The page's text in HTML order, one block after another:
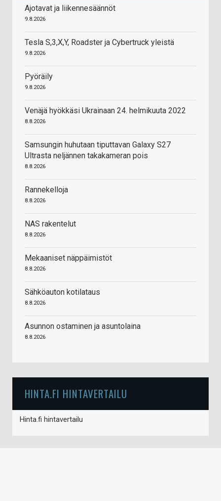
Ajotavat ja liikennesäännöt
9.8.2026
Tesla S,3,X,Y, Roadster ja Cybertruck yleistä
9.8.2026
Pyöräily
9.8.2026
Venäjä hyökkäsi Ukrainaan 24. helmikuuta 2022
8.8.2026
Samsungin huhutaan tiputtavan Galaxy S27
Ultrasta neljännen takakameran pois
8.8.2026
Rannekelloja
8.8.2026
NAS rakentelut
8.8.2026
Mekaaniset näppäimistöt
8.8.2026
Sähköauton kotilataus
8.8.2026
Asunnon ostaminen ja asuntolaina
8.8.2026
HINTA.FI HINTAVERTAILU
Hinta.fi hintavertailu